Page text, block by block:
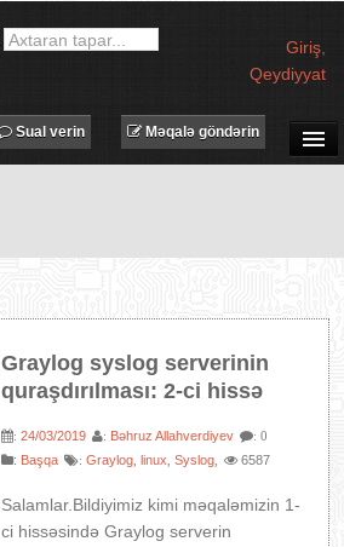
Giriş
Qeydiyyat
MƏQALƏLƏR
PROQRAMLAR
IT LÜĞƏT
Məqalə göndərin
Sual verin
Graylog syslog serverinin
quraşdırılması: 2-ci hissə
:24/03/2019 : Bəhruz Allahverdiyev : 0
: Başqa :Graylog linux ,Syslog 6587
Salamlar.Bildiyimiz kimi məqaləmizin 1-
ci hissəsində Graylog serverin